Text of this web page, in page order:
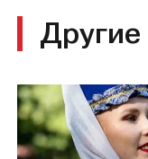
Другие